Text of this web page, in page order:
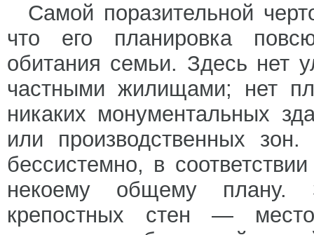
Самой поразительной
что его планировка
обитания семьи. Здесь нет
частными жилищами; нет
никаких монументальных
или производственных зон.
бессистемно, в
некоему общему плану.
крепостных стен —